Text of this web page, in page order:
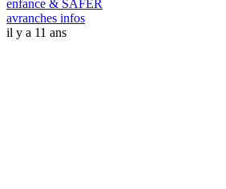
enfance & SAFER
avranches infos
il y a 11 ans